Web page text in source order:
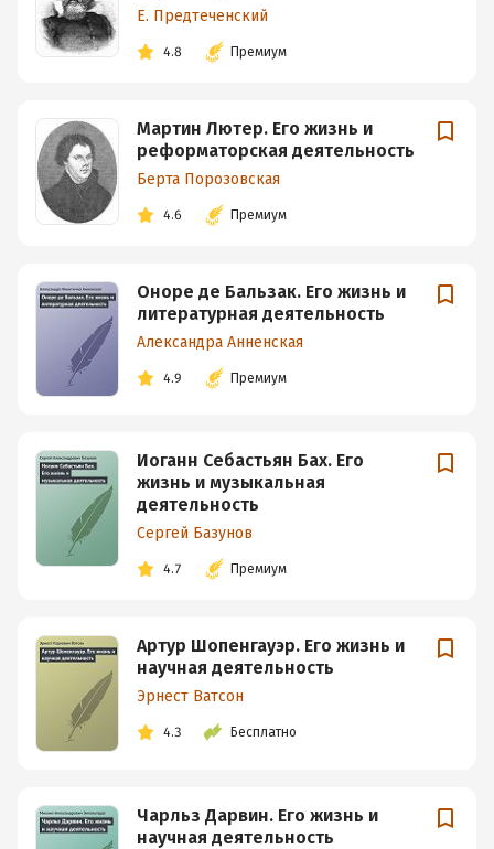
Е. Предтеченский
4.8 Премиум
Мартин Лютер. Его жизнь и
реформаторская деятельность
Берта Порозовская
4.6 Премиум
Оноре де Бальзак. Его жизнь и
литературная деятельность
Александра Анненская
4.9 Премиум
Иоганн Себастьян Бах. Его
жизнь и музыкальная
деятельность
Сергей Базунов
4.7 Премиум
Артур Шопенгауэр. Его жизнь и
научная деятельность
Эрнест Ватсон
4.3 Бесплатно
Чарльз Дарвин. Его жизнь и
научная деятельность